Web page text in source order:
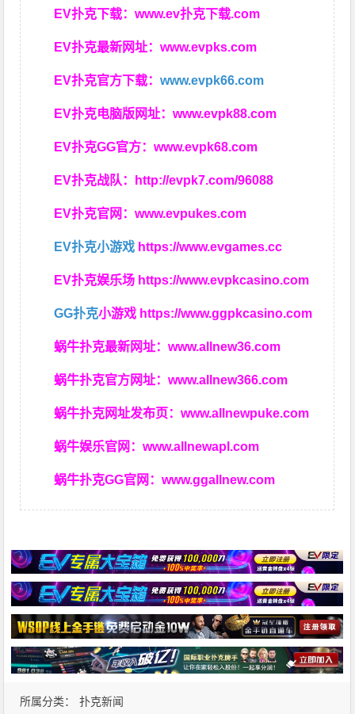
EV扑克下载：www.ev扑克下载.com
EV扑克最新网址：www.evpks.com
EV扑克官方下载：www.evpk66.com
EV扑克电脑版网址：www.evpk88.com
EV扑克GG官方：www.evpk68.com
EV扑克战队： http://evpk7.com/96088
EV扑克官网：www.evpukes.com
EV扑克小游戏 https://www.evgames.cc
EV扑克娱乐场 https://www.evpkcasino.com
GG扑克小游戏 https://www.ggpkcasino.com
蜗牛扑克最新网址：www.allnew36.com
蜗牛扑克官方网址：www.allnew366.com
蜗牛扑克网址发布页：www.allnewpuke.com
蜗牛娱乐官网：www.allnewapl.com
蜗牛扑克GG官网：www.ggallnew.com
所属分类： 扑克新闻